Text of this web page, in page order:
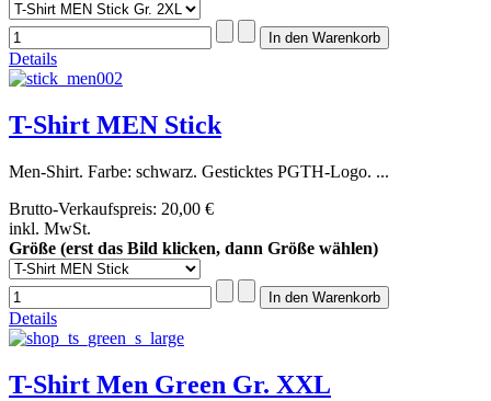
Details
T-Shirt MEN Stick
Men-Shirt. Farbe: schwarz. Gesticktes PGTH-Logo. ...
Brutto-Verkaufspreis: 20,00 €
inkl. MwSt.
Größe (erst das Bild klicken, dann Größe wählen)
Details
T-Shirt Men Green Gr. XXL